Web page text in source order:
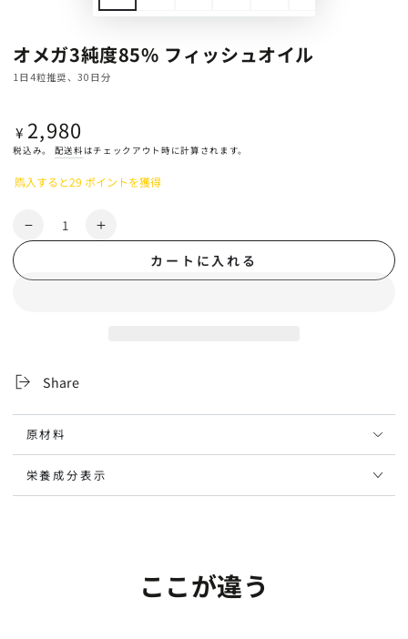
オメガ3純度85% フィッシュオイル
1日4粒推奨、30日分
定
価
¥ 2,980
税込み。 配送料 はチェックアウト時に計算されます。
購入すると29 ポイントを獲得
数
量
ガ
フ
ッ
シ
ュ
オ
イ
オ
ガ
ッ
ュ
オ
イ
カートに入れる
Share
原材料
栄養成分表示
ここが違う